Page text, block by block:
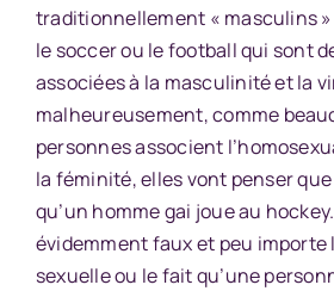
traditionnellement « masculins
le soccer ou le football qui sont
associées à la masculinité et la
malheureusement, comme
personnes associent
la féminité, elles vont penser
qu’un homme gai joue au
évidemment faux et peu importe
sexuelle ou le fait qu’une